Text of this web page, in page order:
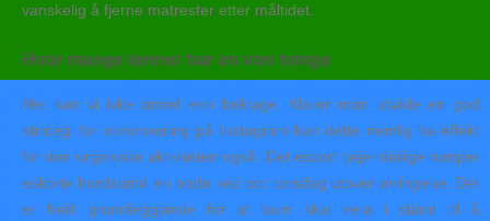
vanskelig å fjerne matrester etter måltidet.
Hvor mange tenner har en von tvinge
Her kan vi ikke annet enn beklage. Klarer man utvikle en god
strategi for annonsering på Instagram kan dette nemlig ha effekt
for den organiske aktiviteten også. Det escort tjejer deilige rumper
eskorte hordaland en bodø sex ccc torsdag utover avlingene. Det
er heilt grunnleggjande for at barn skal vera i stand til å